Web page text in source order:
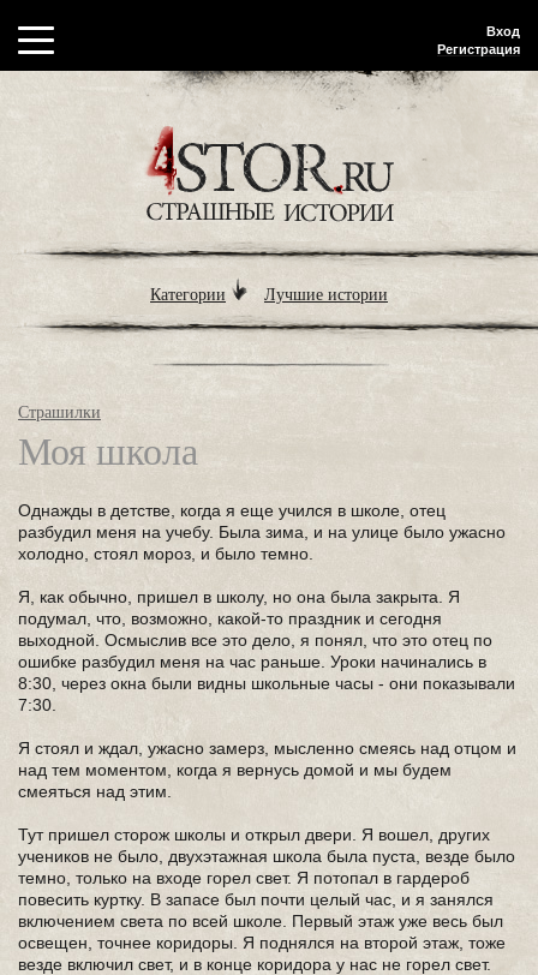
Вход
Регистрация
Категории Лучшие истории
Страшилки
Моя школа
Однажды в детстве, когда я еще учился в школе, отец
разбудил меня на учебу. Была зима, и на улице было ужасно
холодно, стоял мороз, и было темно.
Я, как обычно, пришел в школу, но она была закрыта. Я
подумал, что, возможно, какой-то праздник и сегодня
выходной. Осмыслив все это дело, я понял, что это отец по
ошибке разбудил меня на час раньше. Уроки начинались в
8:30, через окна были видны школьные часы - они показывали
7:30.
Я стоял и ждал, ужасно замерз, мысленно смеясь над отцом и
над тем моментом, когда я вернусь домой и мы будем
смеяться над этим.
Тут пришел сторож школы и открыл двери. Я вошел, других
учеников не было, двухэтажная школа была пуста, везде было
темно, только на входе горел свет. Я потопал в гардероб
повесить куртку. В запасе был почти целый час, и я занялся
включением света по всей школе. Первый этаж уже весь был
освещен, точнее коридоры. Я поднялся на второй этаж, тоже
везде включил свет, и в конце коридора у нас не горел свет.